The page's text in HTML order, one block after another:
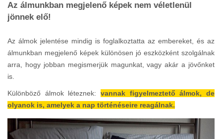
o
n
Az álmunkban megjelenő képek nem véletlenül
jönnek elő!
Az álmok jelentése mindig is foglalkoztatta az embereket, és az
álmunkban megjelenő képek különösen jó eszközként szolgálnak
arra, hogy jobban megismerjük magunkat, vagy akár a jövőnket
is.
Különböző álmok léteznek: vannak figyelmeztető álmok, de
olyanok is, amelyek a nap történéseire reagálnak.